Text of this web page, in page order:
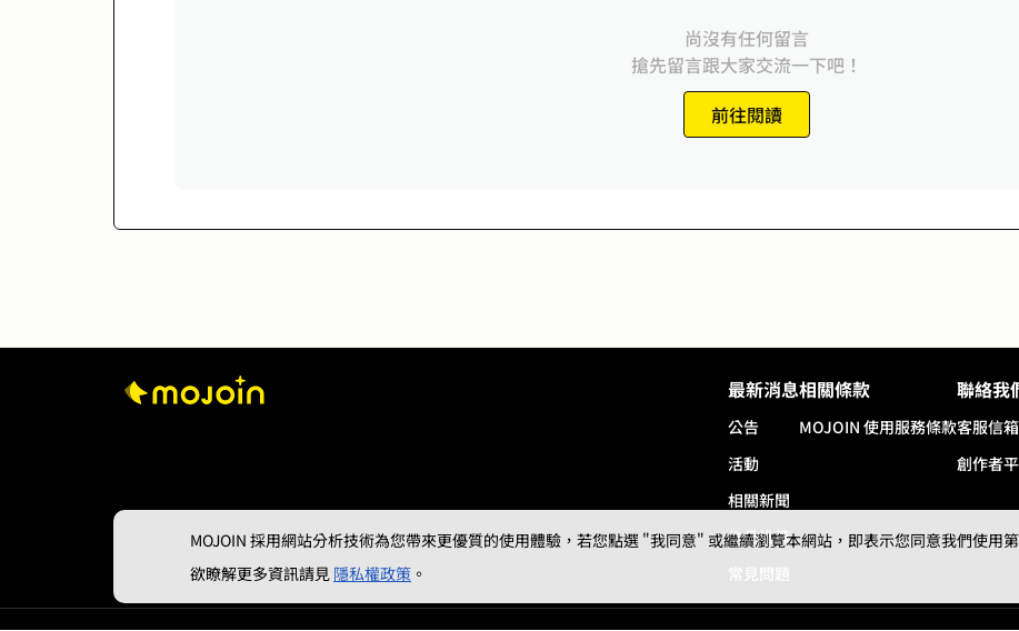
尚沒有任何留言
搶先留言跟大家交流一下吧！
前往閱讀
最新消息
公告
活動
相關新聞
作品推薦
常見問題
相關條款
MOJOIN 使用服務條款
聯絡我
客服信箱
創作者
MOJOIN 採用網站分析技術為您帶來更優質的使用體驗，若您點選 "我同意" 或繼續瀏覽本網站，即表示您同意我們使用
欲瞭解更多資訊請見 隱私權政策 。